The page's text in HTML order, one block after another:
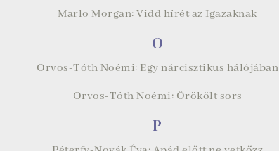
Marlo Morgan: Vidd hírét az Igazaknak
O
Orvos-Tóth Noémi: Egy nárcisztikus hálójában
Orvos-Tóth Noémi: Örökölt sors
P